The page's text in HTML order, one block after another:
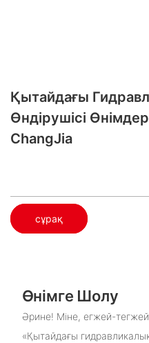
Қытайдағы
Өндірушісі​
ChangJia
сұрақ
Өнімге Шолу
Әрине! Міне, егжей-
«Қытайдағы